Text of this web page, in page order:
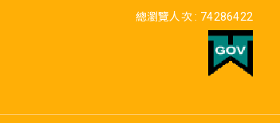
總瀏覽人次 : 74286422